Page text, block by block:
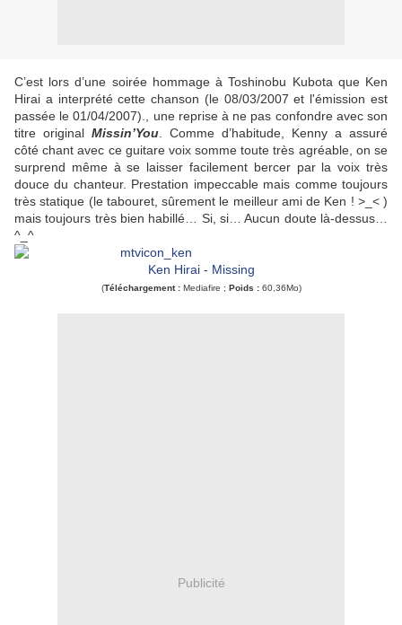
C’est lors d’une soirée hommage à Toshinobu Kubota que Ken
Hirai a interprété cette chanson (le 08/03/2007 et l'émission est
passée le 01/04/2007)., une reprise à ne pas confondre avec son
titre original Missin’You . Comme d’habitude, Kenny a assuré
côté chant avec ce guitare voix somme toute très agréable, on se
surprend même à se laisser facilement bercer par la voix très
douce du chanteur. Prestation impeccable mais comme toujours
très statique (le tabouret, sûrement le meilleur ami de Ken ! >_< )
mais toujours très bien habillé… Si, si… Aucun doute là-dessus…
^_^
Ken Hirai - Missing
(Téléchargement :Mediafire ; Poids :60,36Mo)
Publicité